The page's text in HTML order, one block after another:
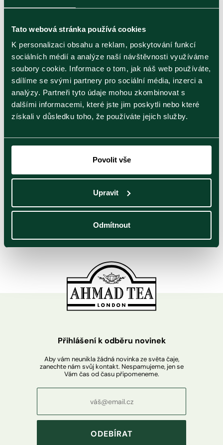
Tato webová stránka používá cookies
K personalizaci obsahu a reklam, poskytování funkcí
sociálních médií a analýze naší návštěvnosti využíváme
soubory cookie. Informace o tom, jak náš web používáte,
sdílíme se svými partnery pro sociální média, inzerci a
analýzy. Partneři tyto údaje mohou zkombinovat s
dalšími informacemi, které jste jim poskytli nebo které
získali v důsledku toho, že používáte jejich služby.
Povolit vše
Upravit
Odmítnout
Katalogové číslo
5018
Kategorie
Dárkové čaje
Hodnocení zákazníků
Hodnocení je přebíráno z Heureka.cz, kde produkt můžete
05Červen2026
Přihlášení k odběru novinek
Aby vám neunikla žádná novinka ze světa čaje,
zanechte nám svůj kontakt. Nespamujeme, jen se
Vám čas od času připomeneme.
ODEBÍRAT